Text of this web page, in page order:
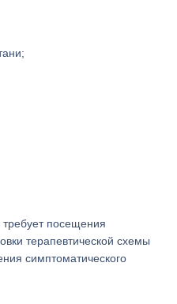
посещения
терапевтической схемы
симптоматического